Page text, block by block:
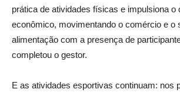
prática de atividades físicas e impulsiona o
econômico, movimentando o comércio e o
alimentação com a presença de
completou o gestor.
E as atividades esportivas continuam: nos